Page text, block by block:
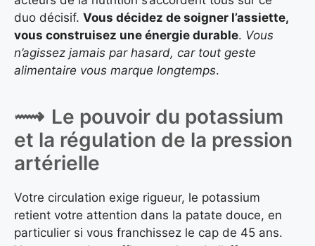
duo décisif. Vous décidez de soigner l’assiette,
vous construisez une énergie durable. Vous
n’agissez jamais par hasard, car tout geste
alimentaire vous marque longtemps.
Le pouvoir du potassium
et la régulation de la pression
artérielle
Votre circulation exige rigueur, le potassium
retient votre attention dans la patate douce, en
particulier si vous franchissez le cap de 45 ans.